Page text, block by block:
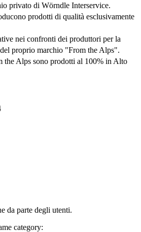
privato di Wörndle Interservice.
prodotti di qualità esclusivamente
nei confronti dei produttori per la
proprio marchio "From the Alps".
the Alps sono prodotti al 100% in Alto
da parte degli utenti.
category: